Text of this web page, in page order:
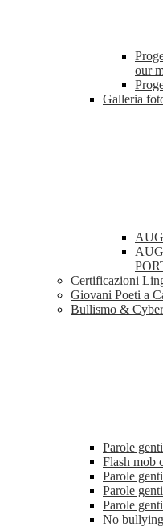
our
Galleria
Certificazioni
Giovani Poeti a
Bullismo &
Parole
Flash mob
Parole
Parole
Parole
No